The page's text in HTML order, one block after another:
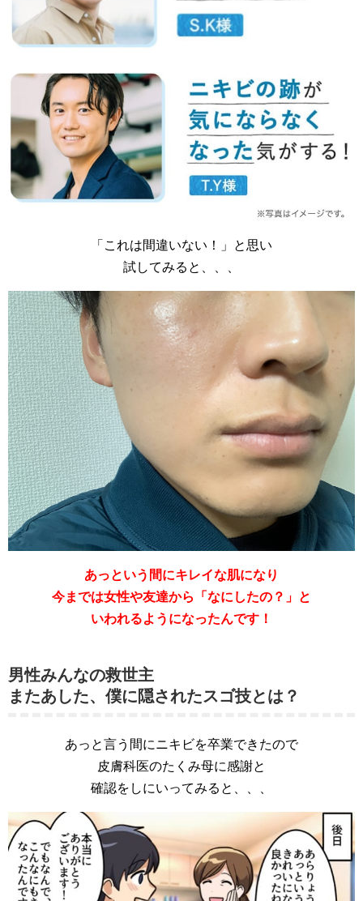
「これは間違いない！」と思い
試してみると、、、
あっという間にキレイな肌になり
今までは女性や友達から「なにしたの？」と
いわれるようになったんです！
男性みんなの救世主
またあした、僕に隠されたスゴ技とは？
あっと言う間にニキビを卒業できたので
皮膚科医のたくみ母に感謝と
確認をしにいってみると、、、